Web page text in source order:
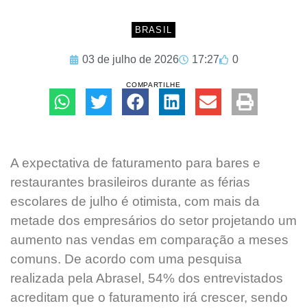
BRASIL
03 de julho de 2026 17:27 0
COMPARTILHE
A expectativa de faturamento para bares e
restaurantes brasileiros durante as férias
escolares de julho é otimista, com mais da
metade dos empresários do setor projetando um
aumento nas vendas em comparação a meses
comuns. De acordo com uma pesquisa
realizada pela Abrasel, 54% dos entrevistados
acreditam que o faturamento irá crescer, sendo